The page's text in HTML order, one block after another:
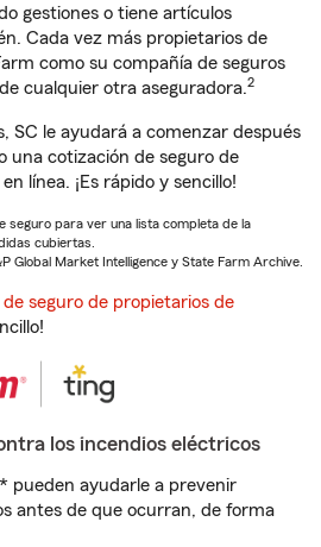
gestiones o tiene artículos
Cada vez más propietarios de
como su compañía de seguros
cualquier otra aseguradora.2
SC le ayudará a comenzar después
una cotización de seguro de
línea. ¡Es rápido y sencillo!
seguro para ver una lista completa de la
cubiertas.
Global Market Intelligence y State Farm Archive.
seguro de propietarios de
los incendios eléctricos
pueden ayudarle a prevenir
antes de que ocurran, de forma